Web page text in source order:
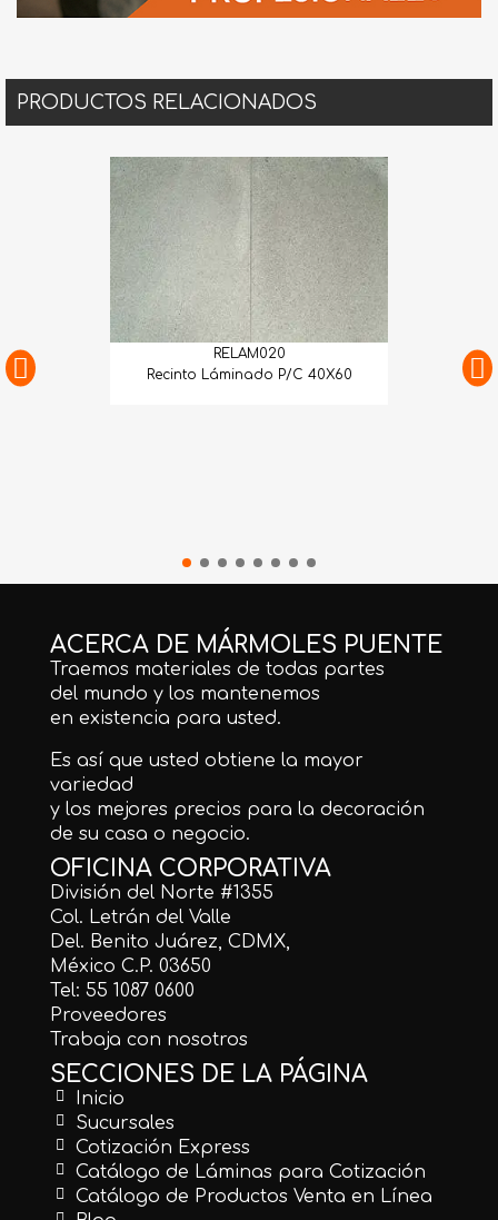
PRODUCTOS RELACIONADOS
RELAM020
Recinto Láminado P/C 40X60
ACERCA DE MÁRMOLES PUENTE
Traemos materiales de todas partes
del mundo y los mantenemos
en existencia para usted.
Es así que usted obtiene la mayor
variedad
y los mejores precios para la decoración
de su casa o negocio.
OFICINA CORPORATIVA
División del Norte #1355
Col. Letrán del Valle
Del. Benito Juárez, CDMX,
México C.P. 03650
Tel: 55 1087 0600
Proveedores
Trabaja con nosotros
SECCIONES DE LA PÁGINA
Inicio
Sucursales
Cotización Express
Catálogo de Láminas para Cotización
Catálogo de Productos Venta en Línea